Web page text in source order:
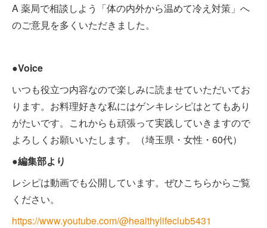
A 薬局で相談しよう「体の内外から温めて冷え対策」へ
のご意見を多くいただきました。
●Voice
いつも役立つ内容なので楽しみに読ませていただいてお
ります。お料理好きな私にはゲンキレシピはとてもあり
がたいです。これからも頑張って実践していきますので
よろしくお願いいたします。（埼玉県・女性・60代）
●編集部より
レシピは動画でも公開しています。ぜひこちらからご覧
ください。
https://www.youtube.com/@healthylifeclub5431